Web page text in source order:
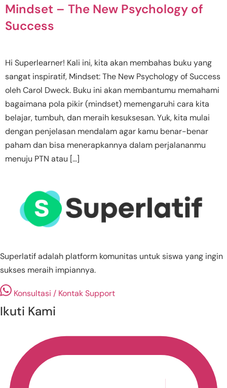
Mindset – The New Psychology of
Success
Hi Superlearner! Kali ini, kita akan membahas buku yang
sangat inspiratif, Mindset: The New Psychology of Success
oleh Carol Dweck. Buku ini akan membantumu memahami
bagaimana pola pikir (mindset) memengaruhi cara kita
belajar, tumbuh, dan meraih kesuksesan. Yuk, kita mulai
dengan penjelasan mendalam agar kamu benar-benar
paham dan bisa menerapkannya dalam perjalananmu
menuju PTN atau […]
Superlatif adalah platform komunitas untuk siswa yang ingin
sukses meraih impiannya.
Konsultasi / Kontak Support
Ikuti Kami